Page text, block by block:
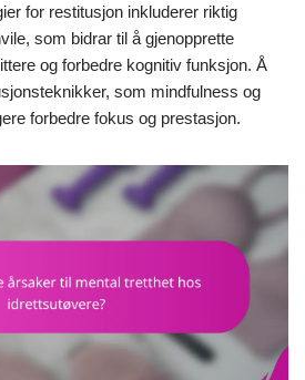
for restitusjon inkluderer riktig
som bidrar til å gjenopprette
og forbedre kognitiv funksjon. Å
som mindfulness og
forbedre fokus og prestasjon.